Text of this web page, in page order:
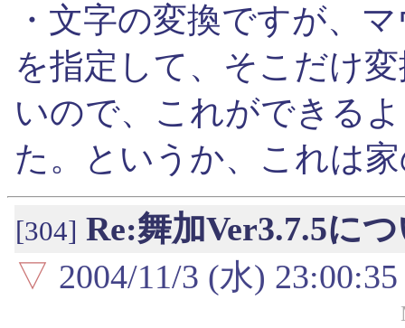
・文字の変換ですが、
を指定して、そこだけ
いので、これができる
た。というか、これは
[304] Re:舞加Ver3.7.5に
▽ 2004/11/3 (水) 23:00:35